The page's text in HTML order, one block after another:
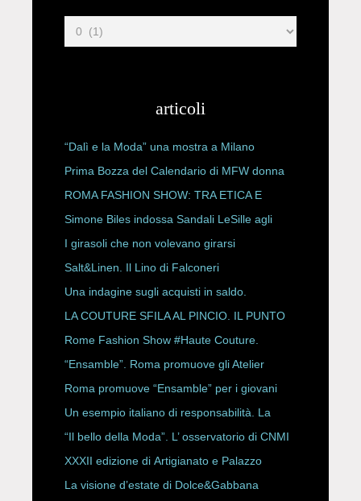
articoli
“Dalì e la Moda” una mostra a Milano
Prima Bozza del Calendario di MFW donna
P/E 2027
ROMA FASHION SHOW: TRA ETICA E
HAUTE COUTURE
Simone Biles indossa Sandali LeSille agli
ESPY Awards 2026
I girasoli che non volevano girarsi
Salt&Linen. Il Lino di Falconeri
Una indagine sugli acquisti in saldo.
LA COUTURE SFILA AL PINCIO. IL PUNTO
CON ALESSANDRO ONORATO E
ROBERTA ANGELILLI
Rome Fashion Show #Haute Couture.
“Ensamble”. Roma promuove gli Atelier
Storici
Roma promuove “Ensamble” per i giovani
Un esempio italiano di responsabilità. La
Rete Slow Fiber
“Il bello della Moda”. L’ osservatorio di CNMI
XXXII edizione di Artigianato e Palazzo
La visione d’estate di Dolce&Gabbana